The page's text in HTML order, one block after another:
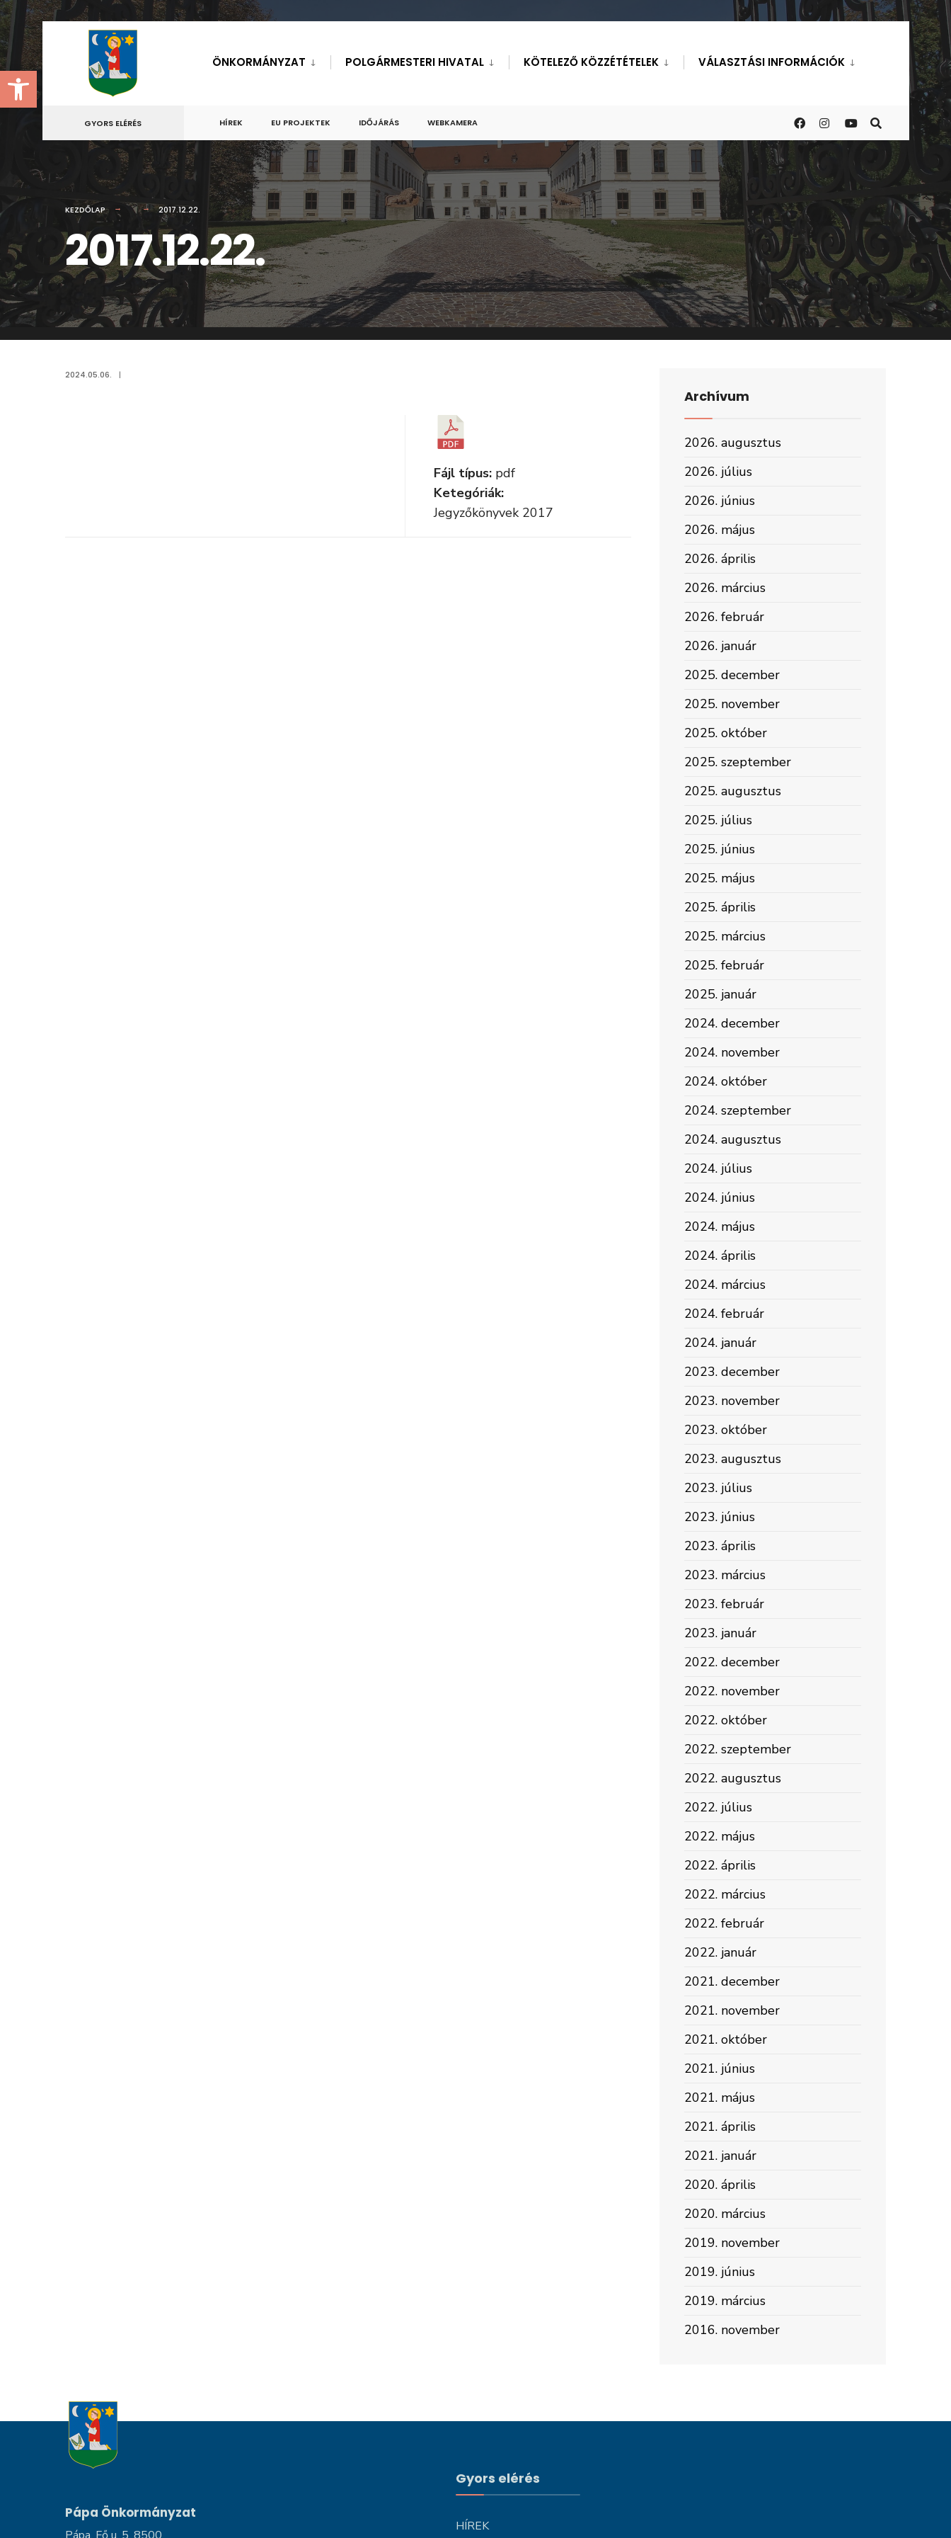
Eszköztár megnyitása
content
ÖNKORMÁNYZAT POLGÁRMESTERI HIVATAL KÖTELEZŐ KÖZZÉTÉTELEK VÁLASZTÁSI INFORMÁCIÓK
GYORS ELÉRÉS HÍREK EU PROJEKTEK IDŐJÁRÁS WEBKAMERA
KEZDŐLAP 2017.12.22.
2017.12.22.
2024.05.06. |
Fájl típus: pdf
Ketegóriák:
Jegyzőkönyvek 2017
Archívum
2026. augusztus
2026. július
2026. június
2026. május
2026. április
2026. március
2026. február
2026. január
2025. december
2025. november
2025. október
2025. szeptember
2025. augusztus
2025. július
2025. június
2025. május
2025. április
2025. március
2025. február
2025. január
2024. december
2024. november
2024. október
2024. szeptember
2024. augusztus
2024. július
2024. június
2024. május
2024. április
2024. március
2024. február
2024. január
2023. december
2023. november
2023. október
2023. augusztus
2023. július
2023. június
2023. április
2023. március
2023. február
2023. január
2022. december
2022. november
2022. október
2022. szeptember
2022. augusztus
2022. július
2022. május
2022. április
2022. március
2022. február
2022. január
2021. december
2021. november
2021. október
2021. június
2021. május
2021. április
2021. január
2020. április
2020. március
2019. november
2019. június
2019. március
2016. november
Pápa Önkormányzat
Gyors elérés
HÍREK